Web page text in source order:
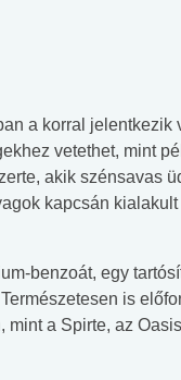
a korral
vetethet, mint
akik szénsavas
kapcsán
benzoát, egy
is
mint a Spirte, az